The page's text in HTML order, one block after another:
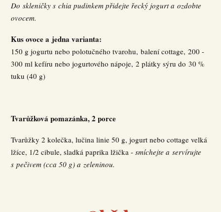
Do skleničky s chia pudinkem přidejte řecký jogurt a ozdobte
ovocem.
Kus ovoce a jedna varianta:
150 g jogurtu nebo polotučného tvarohu, balení cottage, 200 -
300 ml kefíru nebo jogurtového nápoje, 2 plátky sýru do 30 %
tuku (40 g)
Tvarůžková pomazánka, 2 porce
Tvarůžky 2 kolečka, lučina linie 50 g, jogurt nebo cottage velká
lžíce, 1/2 cibule, sladká paprika lžička -smíchejte a servírujte
s pečivem (cca 50 g) a zeleninou.